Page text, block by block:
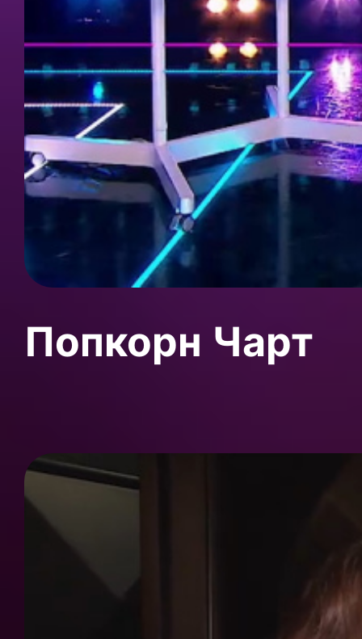
Попкорн Чарт